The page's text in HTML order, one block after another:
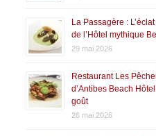
La Passagère :
de l’Hôtel mythique
29 mai 2026
Restaurant Les
d’Antibes Beach
goût
26 mai 2026